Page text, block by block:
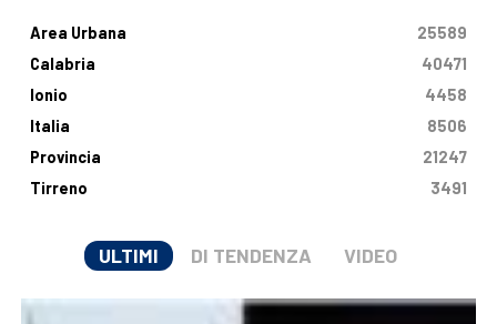
Area Urbana
25589
Calabria
40471
Ionio
4458
Italia
8506
Provincia
21247
Tirreno
3491
ULTIMI DI TENDENZA VIDEO